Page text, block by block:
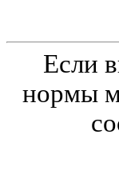
Если
нормы